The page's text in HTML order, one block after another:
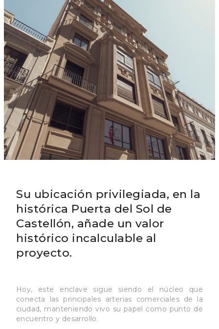
Su ubicación privilegiada, en la
histórica Puerta del Sol de
Castellón, añade un valor
histórico incalculable al
proyecto.
Hoy, este enclave sigue siendo el núcleo que
conecta las principales arterias comerciales de la
ciudad, manteniendo vivo su papel como punto de
encuentro y desarrollo.